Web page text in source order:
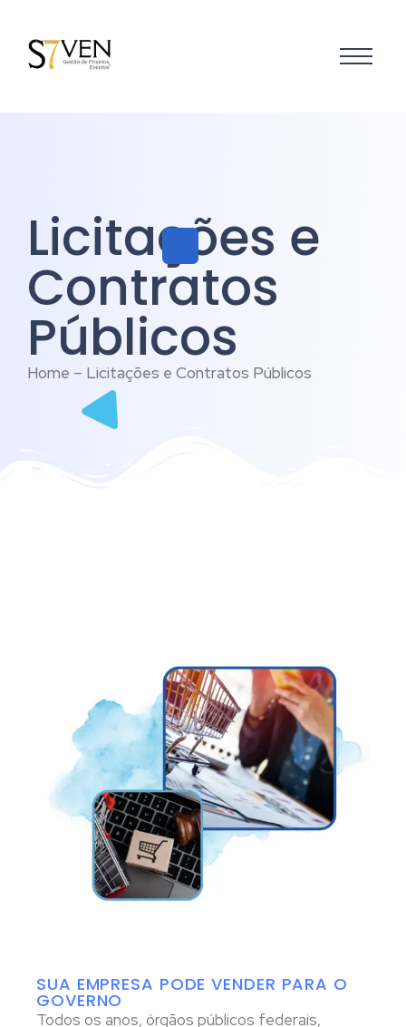
Licitações e
Contratos
Públicos
Home – Licitações e Contratos Públicos
SUA EMPRESA PODE VENDER PARA O
GOVERNO
Todos os anos, órgãos públicos federais,